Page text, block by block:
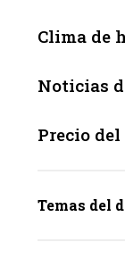
Clima de
Noticias
Precio
Temas del